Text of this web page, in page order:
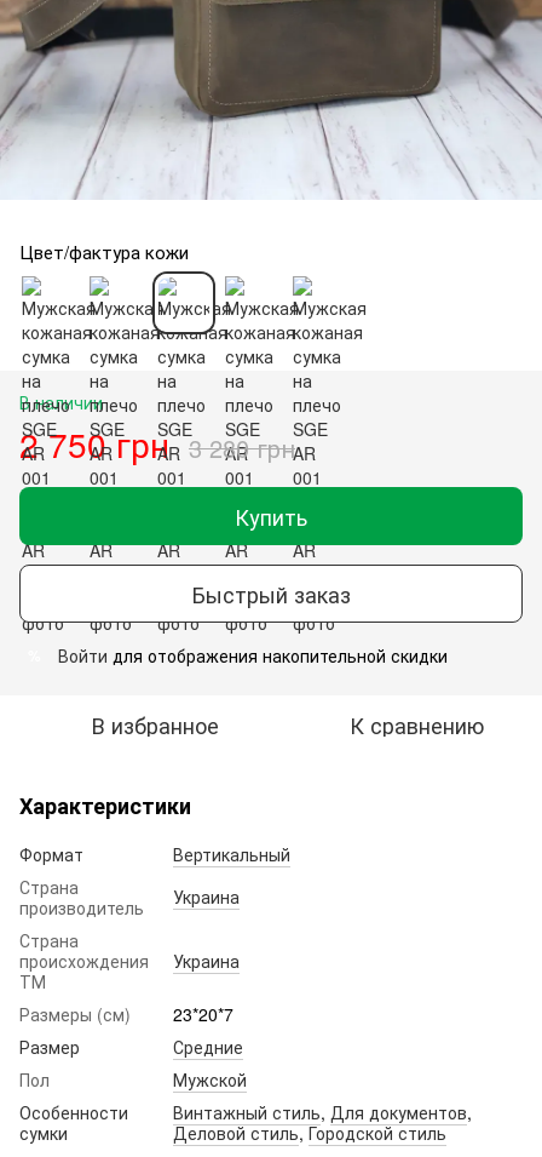
Цвет/фактура кожи
В наличии
2 750 грн 3 280 грн
Купить
Быстрый заказ
Войти для отображения накопительной скидки
В избранное К сравнению
Характеристики
Формат
Вертикальный
Страна
производитель
Украина
Страна
происхождения
ТМ
Украина
Размеры (см)
23*20*7
Размер
Средние
Пол
Мужской
Особенности
сумки
Винтажный стиль, Для документов,
Деловой стиль,Городской стиль